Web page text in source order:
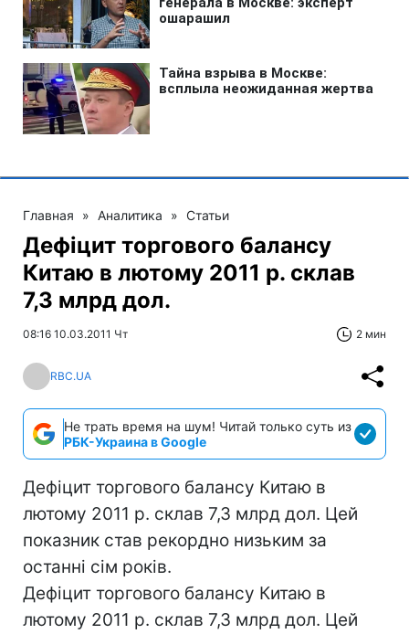
Главная » Аналитика » Статьи
Дефіцит торгового балансу
Китаю в лютому 2011 р. склав
7,3 млрд дол.
08:16 10.03.2011 Чт 2 мин
RBC.UA
Не трать время на шум! Читай только суть из
РБК-Украина в Google
Дефіцит торгового балансу Китаю в
лютому 2011 р. склав 7,3 млрд дол. Цей
показник став рекордно низьким за
останні сім років.
Дефіцит торгового балансу Китаю в
лютому 2011 р. склав 7,3 млрд дол. Цей